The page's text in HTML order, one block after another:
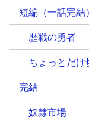
短編（一話完結
歴戦の勇者
ちょっとだけ
完結
奴隷市場